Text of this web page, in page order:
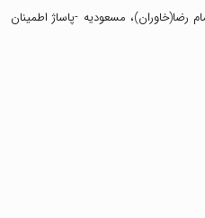
رضا(خاوران)، مسعودیه -پاساژ اطمینان